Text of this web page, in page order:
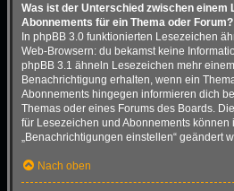
Was ist der Unterschied zwischen einem
Abonnements für ein Thema oder Forum?
In phpBB 3.0 funktionierten Lesezeichen
Web-Browsern: du bekamst keine
phpBB 3.1 ähneln Lesezeichen mehr
Benachrichtigung erhalten, wenn ein
Abonnements hingegen informieren dich
Themas oder eines Forums des Boards.
für Lesezeichen und Abonnements
„Benachrichtigungen einstellen“ geändert
Nach oben